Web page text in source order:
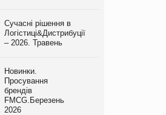
Сучасні рішення в
Логістиці&Дистрибуції
– 2026. Травень
Новинки.
Просування
брендів
FMCG.Березень
2026